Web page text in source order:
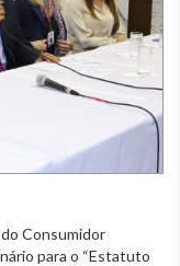
Consumidor
para o “Estatuto